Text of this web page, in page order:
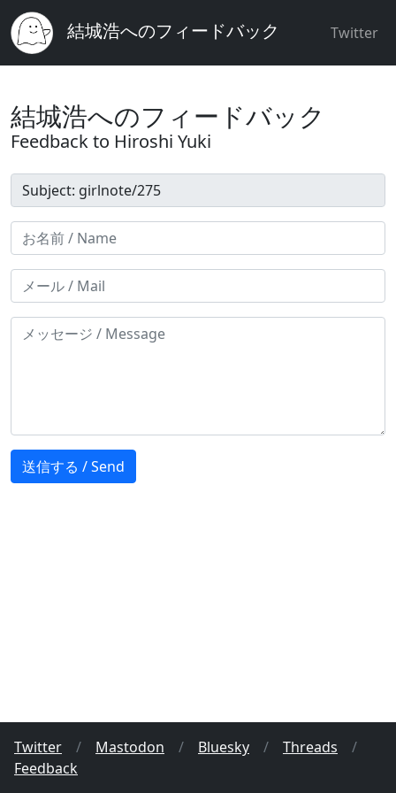
結城浩へのフィードバック Twitter
結城浩へのフィードバック
Feedback to Hiroshi Yuki
Twitter / Mastodon / Bluesky / Threads
/
Feedback